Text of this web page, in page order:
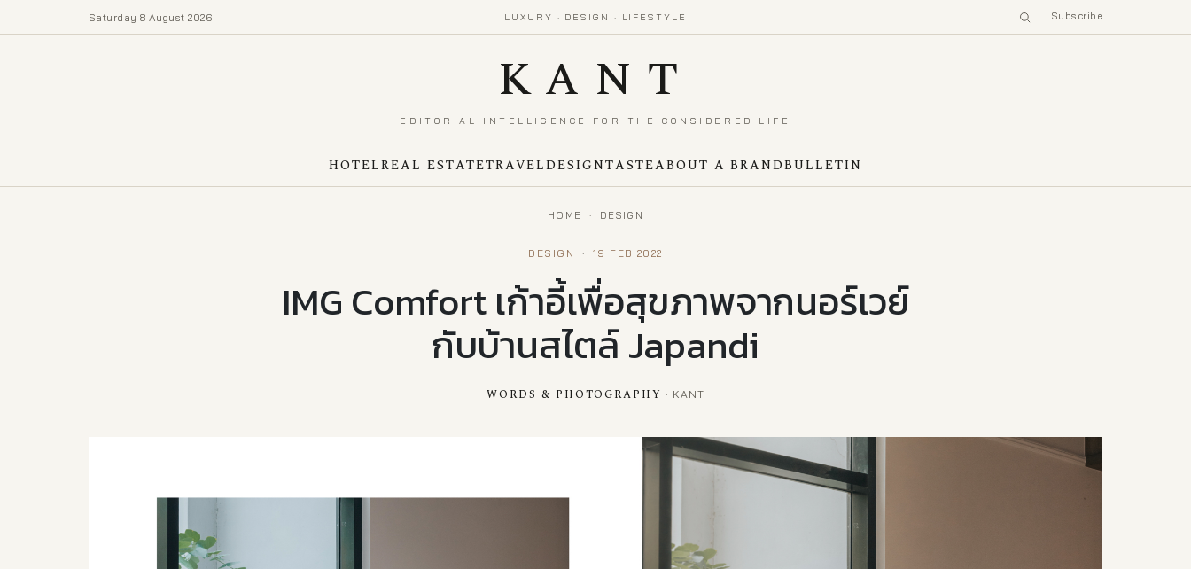
Saturday 8 August 2026 LUXURY · DESIGN · LIFESTYLE Subscribe
KANT
EDITORIAL INTELLIGENCE FOR THE CONSIDERED LIFE
HOTELREAL ESTATETRAVELDESIGNTASTEABOUT A BRANDBULLETIN
HOME · DESIGN
DESIGN · 19 FEB 2022
IMG Comfort เก้าอี้เพื่อสุขภาพจากนอร์เวย์
กับบ้านสไตล์ Japandi
WORDS & PHOTOGRAPHY · KANT